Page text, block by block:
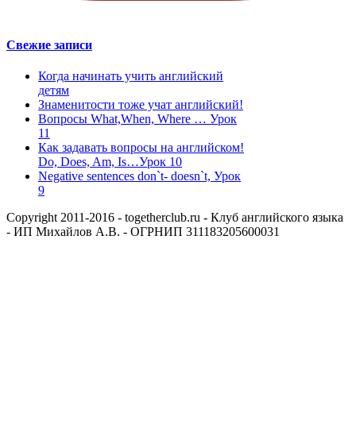
Свежие записи
Когда начинать учить английский
детям
Знаменитости тоже учат английский!
Вопросы What,When, Where … Урок
11
Как задавать вопросы на английском!
Do, Does, Am, Is…Урок 10
Negative sentences don`t- doesn`t, Урок
9
Copyright 2011-2016 - togetherclub.ru - Клуб английского языка
- ИП Михайлов А.В. - ОГРНИП 311183205600031